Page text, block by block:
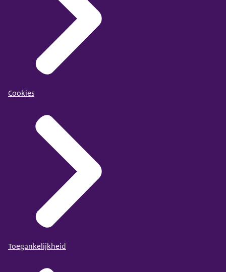
Cookies
Toegankelijkheid